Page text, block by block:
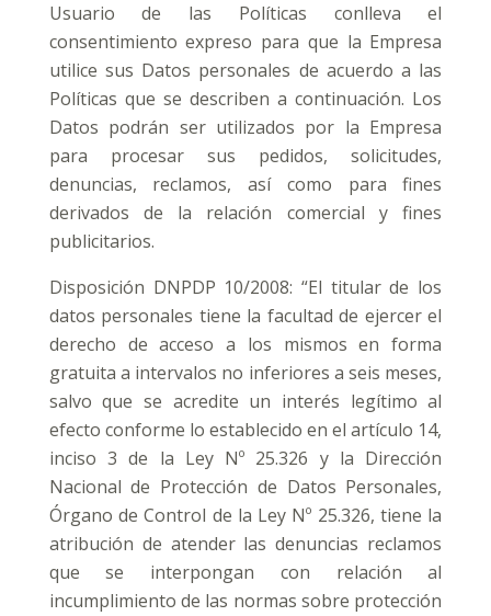
Usuario de las Políticas conlleva el
consentimiento expreso para que la Empresa
utilice sus Datos personales de acuerdo a las
Políticas que se describen a continuación. Los
Datos podrán ser utilizados por la Empresa
para procesar sus pedidos, solicitudes,
denuncias, reclamos, así como para fines
derivados de la relación comercial y fines
publicitarios.
Disposición DNPDP 10/2008: “El titular de los
datos personales tiene la facultad de ejercer el
derecho de acceso a los mismos en forma
gratuita a intervalos no inferiores a seis meses,
salvo que se acredite un interés legítimo al
efecto conforme lo establecido en el artículo 14,
inciso 3 de la Ley Nº 25.326 y la Dirección
Nacional de Protección de Datos Personales,
Órgano de Control de la Ley Nº 25.326, tiene la
atribución de atender las denuncias reclamos
que se interpongan con relación al
incumplimiento de las normas sobre protección